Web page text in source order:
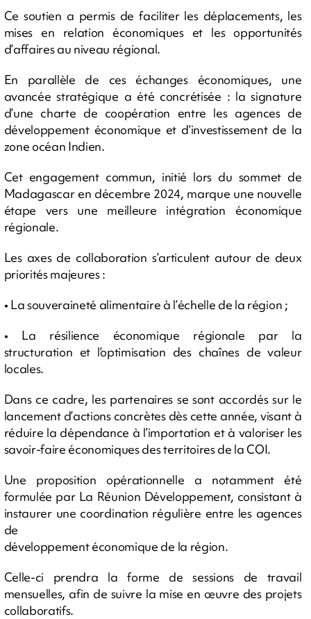
Ce soutien a permis de faciliter les déplacements, les
mises en relation économiques et les opportunités
d’affaires au niveau régional.
En parallèle de ces échanges économiques, une
avancée stratégique a été concrétisée : la signature
d’une charte de coopération entre les agences de
développement économique et d’investissement de la
zone océan Indien.
Cet engagement commun, initié lors du sommet de
Madagascar en décembre 2024, marque une nouvelle
étape vers une meilleure intégration économique
régionale.
Les axes de collaboration s’articulent autour de deux
priorités majeures :
• La souveraineté alimentaire à l’échelle de la région ;
• La résilience économique régionale par la
structuration et l’optimisation des chaînes de valeur
locales.
Dans ce cadre, les partenaires se sont accordés sur le
lancement d’actions concrètes dès cette année, visant à
réduire la dépendance à l’importation et à valoriser les
savoir-faire économiques des territoires de la COI.
Une proposition opérationnelle a notamment été
formulée par La Réunion Développement, consistant à
instaurer une coordination régulière entre les agences
de
développement économique de la région.
Celle-ci prendra la forme de sessions de travail
mensuelles, afin de suivre la mise en œuvre des projets
collaboratifs.